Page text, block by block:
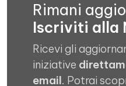
Rimani
Iscriviti alla
Ricevi gli
iniziative
email. Potrai